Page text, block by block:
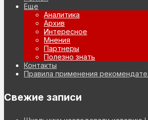
Еще
Аналитика
Архив
Интересное
Мнения
Партнеры
Полезно знать
Контакты
Правила применения
Свежие записи